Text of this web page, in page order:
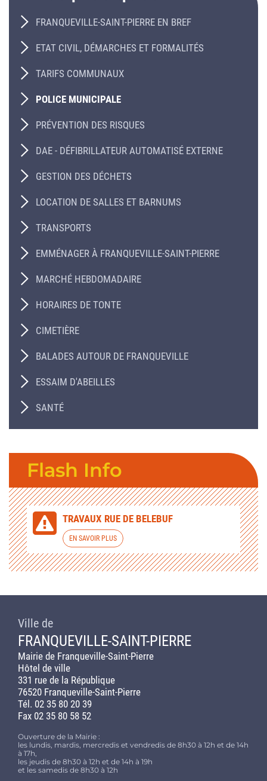
FRANQUEVILLE-SAINT-PIERRE EN BREF
ETAT CIVIL, DÉMARCHES ET FORMALITÉS
TARIFS COMMUNAUX
POLICE MUNICIPALE
PRÉVENTION DES RISQUES
DAE - DÉFIBRILLATEUR AUTOMATISÉ EXTERNE
GESTION DES DÉCHETS
LOCATION DE SALLES ET BARNUMS
TRANSPORTS
EMMÉNAGER À FRANQUEVILLE-SAINT-PIERRE
MARCHÉ HEBDOMADAIRE
HORAIRES DE TONTE
CIMETIÈRE
BALADES AUTOUR DE FRANQUEVILLE
ESSAIM D'ABEILLES
SANTÉ
Flash Info
TRAVAUX RUE DE BELEBUF
EN SAVOIR PLUS
Ville de
FRANQUEVILLE-SAINT-PIERRE
Mairie de Franqueville-Saint-Pierre
Hôtel de ville
331 rue de la République
76520 Franqueville-Saint-Pierre
Tél. 02 35 80 20 39
Fax 02 35 80 58 52
Ouverture de la Mairie :
les lundis, mardis, mercredis et vendredis de 8h30 à 12h et de 14h
à 17h,
les jeudis de 8h30 à 12h et de 14h à 19h
et les samedis de 8h30 à 12h